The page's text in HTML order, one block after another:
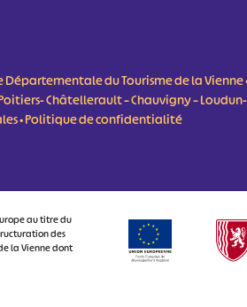
Départementale du Tourisme de la Vienne
Châtellerault – Chauvigny –
•Politique de confidentialité
au titre du
des
la Vienne dont